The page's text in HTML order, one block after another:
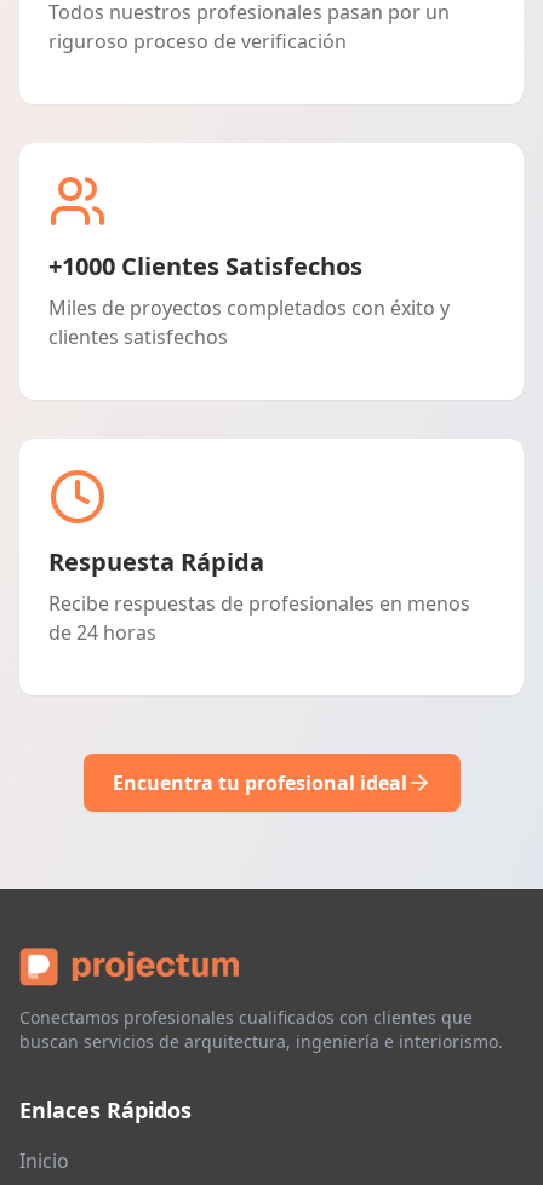
Todos nuestros profesionales pasan por un
riguroso proceso de verificación
+1000 Clientes Satisfechos
Miles de proyectos completados con éxito y
clientes satisfechos
Respuesta Rápida
Recibe respuestas de profesionales en menos
de 24 horas
Encuentra tu profesional ideal
Conectamos profesionales cualificados con clientes que
buscan servicios de arquitectura, ingeniería e interiorismo.
Enlaces Rápidos
Inicio